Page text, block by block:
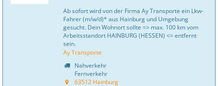
Ab sofort wird von der Firma Ay Transporte ein Lkw-
Fahrer (m/w/d)* aus Hainburg und Umgebung
gesucht. Dein Wohnort sollte => max. 100 km vom
Arbeitsstandort HAINBURG (HESSEN) <= entfernt
sein.
Ay Transporte
Nahverkehr
Fernverkehr
63512 Hainburg